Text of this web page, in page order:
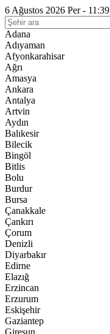
6 Ağustos 2026 Per - 11:39
Adana
Adıyaman
Afyonkarahisar
Ağrı
Amasya
Ankara
Antalya
Artvin
Aydın
Balıkesir
Bilecik
Bingöl
Bitlis
Bolu
Burdur
Bursa
Çanakkale
Çankırı
Çorum
Denizli
Diyarbakır
Edirne
Elazığ
Erzincan
Erzurum
Eskişehir
Gaziantep
Giresun